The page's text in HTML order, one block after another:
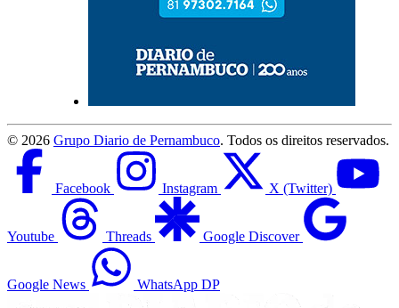
© 2026 Grupo Diario de Pernambuco. Todos os direitos reservados.
Facebook Instagram X (Twitter)
Youtube Threads Google Discover
Google News WhatsApp DP